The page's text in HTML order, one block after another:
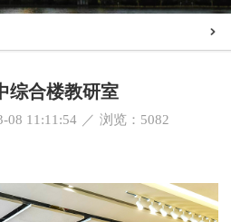
综合楼教研室
08 11:11:54 ／ 浏览： 5082